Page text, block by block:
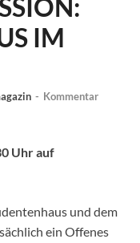
IM
- Kommentar
Uhr auf
und dem
ein Offenes